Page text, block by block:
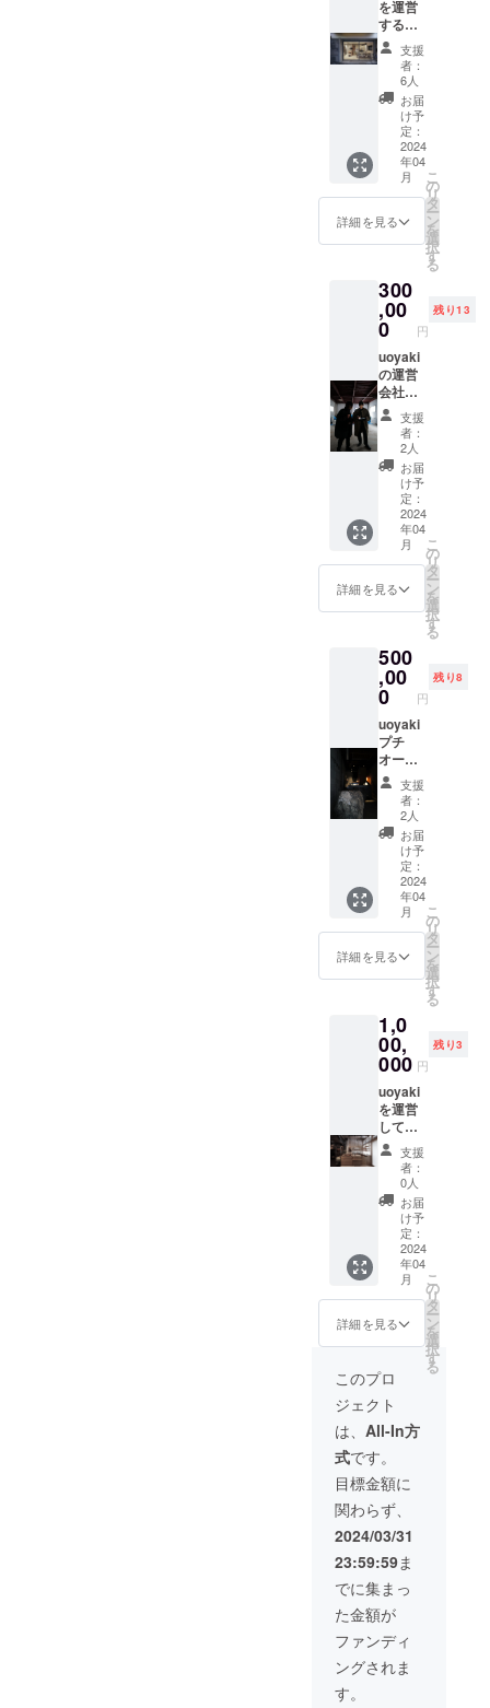
場所代
発生し
ます。
利用期
限：
2025年
末ま
で。
時間延
長サー
ビス＝
最大3時
間滞在
ご利用
いただ
けま
す。
ケーキ
お花な
ど持ち
込み自
2025年
4月末ま
で
ペアリ
ング
コー
ス： ナ
チュラ
ルワイ
ン セ
ラーか
らお好
きなワ
イン合
計金額
¥20,000
以内ご
くださ
いま
せ。 料
理
4
皿 4名
様分を
ご用意
いたし
ます。
貸し切
りプラ
ン2時間
制限＋1
時間延
長サー
ビス＝
最大3時
いただ
けま
す。
ケーキ
お花な
ど持ち
込み自
由。 利
用期
限：
2025年
4月末ま
を運営
するは
akinau
株式会
社
『商う
をおも
しろ
く。』
VISION
に掲げ
て。日
本の商
に挑戦
してい
ます。
そこで
akinau
の会
議、オ
フィス
など
Openに
見学、
参加で
きる
券。
集中し
た会議
のとき
は見る
だけに
が。。
。 どの
ように
今後成
長をし
ていく
のか。
衰退し
ていく
のかを
一緒体
験でき
る貴重
なチ
ケッ
ト。 月
に１度
の定例
会議の
のよう
に見る
ことが
できま
す。
支援
者：
6人
お届
け予
定：
2024
年04
月
詳細を見る
こ
の
リ
タ
ー
ン
を
選
択
す
る
300
,00
0 円
残り13
uoyaki
の運営
会社
akinau
株式会
社では
店舗の
設計施
工から
スター
トした
会社で
す。 そ
こで空
間のデ
伝いを
リター
ンとし
て考え
てみま
した。
通常店
舗の設
計デザ
インの
費用目
安は弊
社では
70万
円〜120
万円位
になる
ことが
多いで
費用は
空間サ
イズに
よって
増減す
るシス
テムに
なって
おりま
す。 今
回価格
が30万
円と
なって
います
ので通
常の0か
らお店
をつく
のフル
サービ
スとし
ては難
しいで
すが ・
既存の
お店の
部分改
装のご
提案。
・マン
ション
の一部
分
（キッ
チン周
りやリ
支援
者：
2人
お届
け予
定：
2024
年04
月
詳細を見る
こ
の
リ
タ
ー
ン
を
選
択
す
る
500
,00
0 円
残り8
uoyaki
プチ
オー
ナー
uoyaki
では厨
房機器
やカウ
ンター
など部
分的に
オー
ナーに
なって
もらう
す。
オー
ナーメ
リット
全店舗
でのご
利用、
飲食代
を１
０％off
月一の
会議に
参加権
利 年１
回の優
待券の
提供 内
容は毎
年変更
す。
例：新
メ
ニュー
試食会
参加招
待券、
昼コー
ス無料
券 な
ど 使用
期限
2028年
4月1日
まで こ
ちらリ
ターン
は高額
支援
者：
2人
お届
け予
定：
2024
年04
月
詳細を見る
こ
の
リ
タ
ー
ン
を
選
択
す
る
1,0
00,
000 円
残り3
uoyaki
を運営
してい
る会
社
akinau
株式会
社では
店舗の
設計施
工の部
もあり
ます。
uoyaki
は今の
自社で
設計施
工をお
こなっ
てつ
くって
おりま
す。 も
しこの
リター
ンをみ
てくれ
ている
人たち
に刺さ
れば幸
いで
す。 ・
支援
者：
0人
お届
け予
定：
2024
年04
月
詳細を見る
こ
の
リ
タ
ー
ン
を
選
択
す
る
このプロ
ジェクト
は、 All-In方
式です。
目標金額に
関わらず、
2024/03/31
23:59:59ま
でに集まっ
た金額が
ファンディ
ングされま
す。